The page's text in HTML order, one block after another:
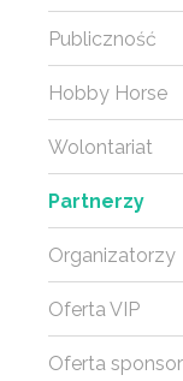
Publiczność
Hobby Horse
Wolontariat
Partnerzy
Organizatorzy
Oferta VIP
Oferta